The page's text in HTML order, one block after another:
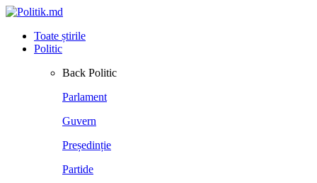
Toate știrile
Politic
Back Politic
Parlament
Guvern
Președinție
Partide